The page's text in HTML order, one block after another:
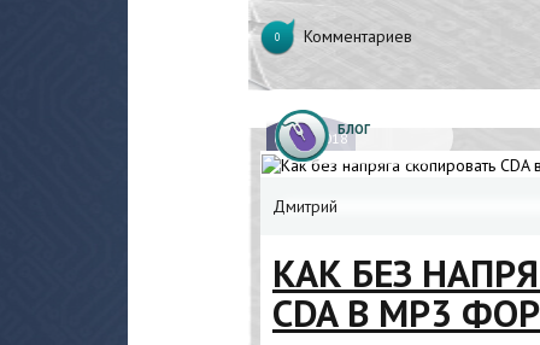
0 Комментариев
03.03.2018
БЛОГ
Дмитрий
КАК БЕЗ
CDA В MP3